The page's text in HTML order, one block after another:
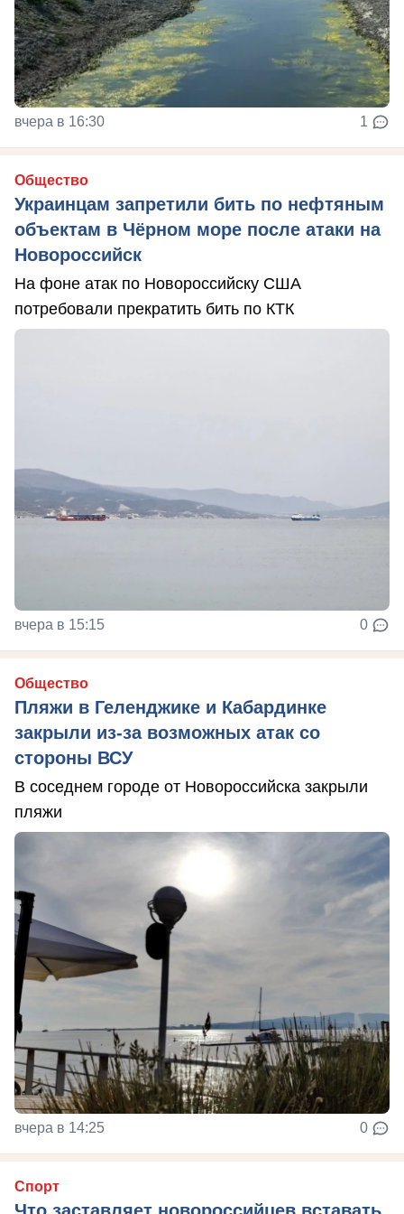
вчера в 16:30 1
Общество
Украинцам запретили бить по нефтяным
объектам в Чёрном море после атаки на
Новороссийск
На фоне атак по Новороссийску США
потребовали прекратить бить по КТК
вчера в 15:15 0
Общество
Пляжи в Геленджике и Кабардинке
закрыли из-за возможных атак со
стороны ВСУ
В соседнем городе от Новороссийска закрыли
пляжи
вчера в 14:25 0
Спорт